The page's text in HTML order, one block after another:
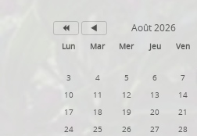
Août 2026
Lun Mar Mer Jeu Ven
3
4 5 6 7
10
11 12 13 14
17
18 19 20 21
24
25 26 27 28